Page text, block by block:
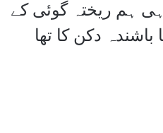
ہم ریختہ گوئی کے
باشندہ دکن کا تھا